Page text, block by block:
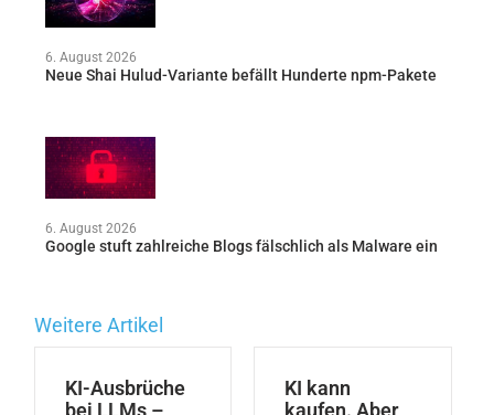
6. August 2026
Neue Shai Hulud-Variante befällt Hunderte npm-Pakete
6. August 2026
Google stuft zahlreiche Blogs fälschlich als Malware ein
Weitere Artikel
KI-Ausbrüche
bei LLMs –
KI kann
kaufen. Aber